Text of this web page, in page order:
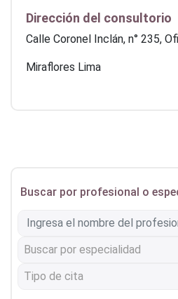
Dirección del consultorio
Calle Coronel Inclán, n° 235,
Miraflores Lima
Buscar por profesional o